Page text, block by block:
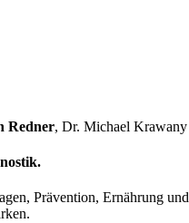
Redner,Dr. Michael Krawany
Prävention, Ernährung und